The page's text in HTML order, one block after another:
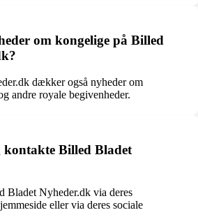
om kongelige på Billed
dækker også nyheder om
andre royale begivenheder.
Billed Bladet
Bladet Nyheder.dk via deres
eller via deres sociale